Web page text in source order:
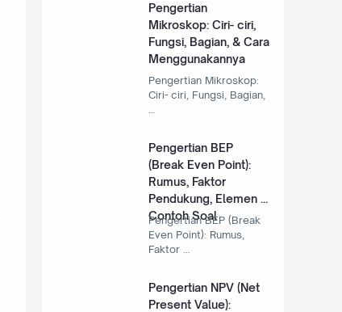
Pengertian
Mikroskop: Ciri- ciri,
Fungsi, Bagian, & Cara
Menggunakannya
Pengertian Mikroskop:
Ciri- ciri, Fungsi, Bagian,
Pengertian BEP
(Break Even Point):
Rumus, Faktor
Pendukung, Elemen &
Contoh Soal
Pengertian BEP (Break
Even Point): Rumus,
Faktor …
Pengertian NPV (Net
Present Value):